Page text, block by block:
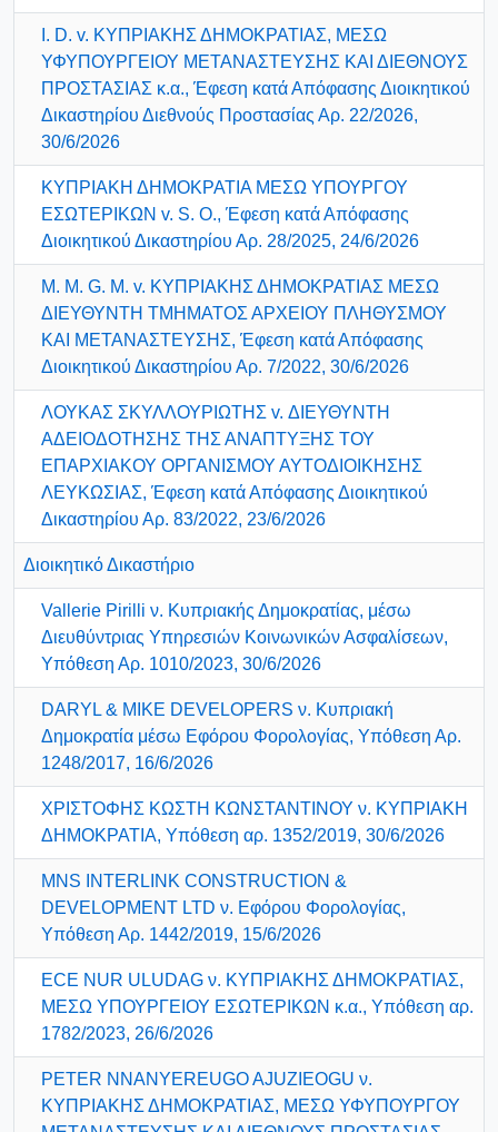
I. D. v. ΚΥΠΡΙΑΚΗΣ ΔΗΜΟΚΡΑΤΙΑΣ, ΜΕΣΩ
ΥΦΥΠΟΥΡΓΕΙΟΥ ΜΕΤΑΝΑΣΤΕΥΣΗΣ ΚΑΙ ΔΙΕΘΝΟΥΣ
ΠΡΟΣΤΑΣΙΑΣ κ.α., Έφεση κατά Απόφασης Διοικητικού
Δικαστηρίου Διεθνούς Προστασίας Αρ. 22/2026,
30/6/2026
ΚΥΠΡΙΑΚΗ ΔΗΜΟΚΡΑΤΙΑ ΜΕΣΩ ΥΠΟΥΡΓΟΥ
ΕΣΩΤΕΡΙΚΩΝ v. S. O., Έφεση κατά Απόφασης
Διοικητικού Δικαστηρίου Αρ. 28/2025, 24/6/2026
M. M. G. M. v. KΥΠΡΙΑΚΗΣ ΔΗΜΟΚΡΑΤΙΑΣ ΜΕΣΩ
ΔΙΕΥΘΥΝΤΗ ΤΜΗΜΑΤΟΣ ΑΡΧΕΙΟΥ ΠΛΗΘΥΣΜΟΥ
ΚΑΙ ΜΕΤΑΝΑΣΤΕΥΣΗΣ, Έφεση κατά Απόφασης
Διοικητικού Δικαστηρίου Αρ. 7/2022, 30/6/2026
ΛΟΥΚΑΣ ΣΚΥΛΛΟΥΡΙΩΤΗΣ v. ΔΙΕΥΘΥΝΤΗ
ΑΔΕΙΟΔΟΤΗΣΗΣ ΤΗΣ ΑΝΑΠΤΥΞΗΣ ΤΟΥ
ΕΠΑΡΧΙΑΚΟΥ ΟΡΓΑΝΙΣΜΟΥ ΑΥΤΟΔΙΟΙΚΗΣΗΣ
ΛΕΥΚΩΣΙΑΣ, Έφεση κατά Απόφασης Διοικητικού
Δικαστηρίου Αρ. 83/2022, 23/6/2026
Διοικητικό Δικαστήριο
Vallerie Pirilli ν. Κυπριακής Δημοκρατίας, μέσω
Διευθύντριας Υπηρεσιών Κοινωνικών Ασφαλίσεων,
Υπόθεση Αρ. 1010/2023, 30/6/2026
DARYL & MIKE DEVELOPERS ν. Κυπριακή
Δημοκρατία μέσω Εφόρου Φορολογίας, Υπόθεση Αρ.
1248/2017, 16/6/2026
ΧΡΙΣΤΟΦΗΣ ΚΩΣΤΗ ΚΩΝΣΤΑΝΤΙΝΟΥ ν. ΚΥΠΡΙΑΚΗ
ΔΗΜΟΚΡΑΤΙΑ, Υπόθεση αρ. 1352/2019, 30/6/2026
MNS INTERLINK CONSTRUCTION &
DEVELOPMENT LTD ν. Εφόρου Φορολογίας,
Υπόθεση Αρ. 1442/2019, 15/6/2026
ECE NUR ULUDAG ν. ΚΥΠΡΙΑΚΗΣ ΔΗΜΟΚΡΑΤΙΑΣ,
ΜΕΣΩ ΥΠΟΥΡΓΕΙΟΥ ΕΣΩΤΕΡΙΚΩΝ κ.α., Υπόθεση αρ.
1782/2023, 26/6/2026
PETER NNANYEREUGO AJUZIEOGU ν.
ΚΥΠΡΙΑΚΗΣ ΔΗΜΟΚΡΑΤΙΑΣ, ΜΕΣΩ ΥΦΥΠΟΥΡΓΟΥ